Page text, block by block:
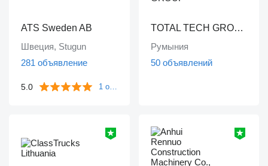
ATS Sweden AB
Швеция, Stugun
281 объявление
5.0 1 отзыв
TOTAL TECH GROUP
Румыния
50 объявлений